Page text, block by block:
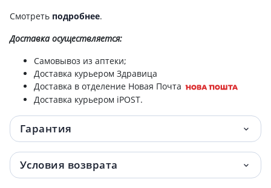
Масло эфирное пачулиевое 5мл
Масло массажное нейтральное 50мл
Масло эфирное гвоздичное 10мл
Масло эфирное лавандовое 20мл
Масло эфирное сосны сибирской 10мл 160.50 грн.
Масло массажное противоцеллюлитное
100мл
Смотреть подробнее.
Доставкаосуществляется:
Самовывоз из аптеки;
Доставка курьером Здравица
Доставка в отделение Новая Почта
Доставка курьером iPOST.
Гарантия
Условия возврата